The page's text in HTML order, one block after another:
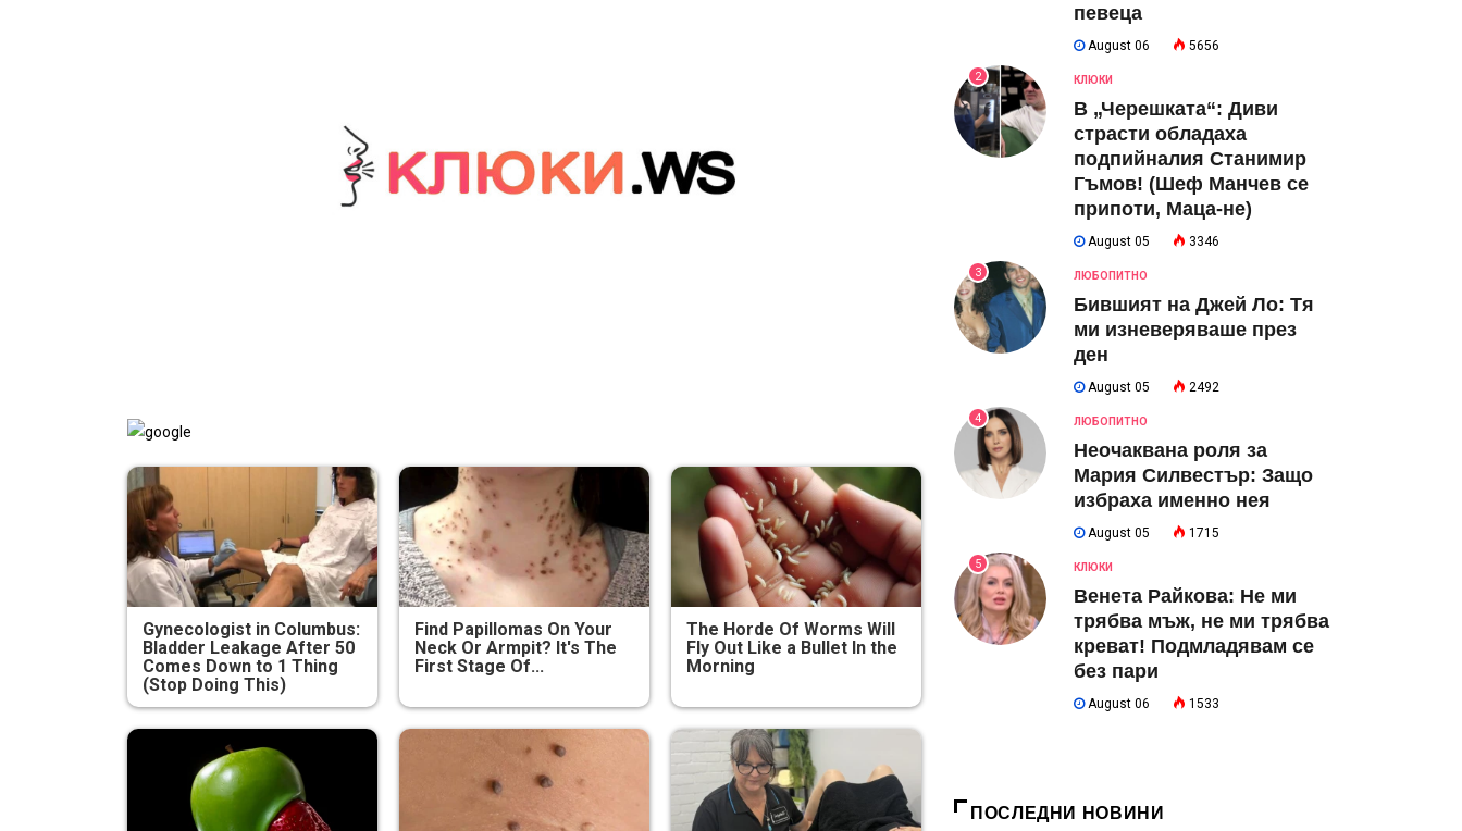
Gynecologist in Columbus:
Bladder Leakage After 50
Comes Down to 1 Thing
(Stop Doing This)
Find Papillomas On Your
Neck Or Armpit? It's The
First Stage Of...
The Horde Of Worms Will
Fly Out Like a Bullet In the
Morning
певеца
August 06 5656
2 КЛЮКИ
В „Черешката“: Диви
страсти обладаха
подпийналия Станимир
Гъмов! (Шеф Манчев се
припоти, Маца-не)
August 05 3346
3 ЛЮБОПИТНО
Бившият на Джей Ло: Тя
ми изневеряваше през
ден
August 05 2492
4 ЛЮБОПИТНО
Неочаквана роля за
Мария Силвестър: Защо
избраха именно нея
August 05 1715
5 КЛЮКИ
Венета Райкова: Не ми
трябва мъж, не ми трябва
креват! Подмладявам се
без пари
August 06 1533
ПОСЛЕДНИ НОВИНИ